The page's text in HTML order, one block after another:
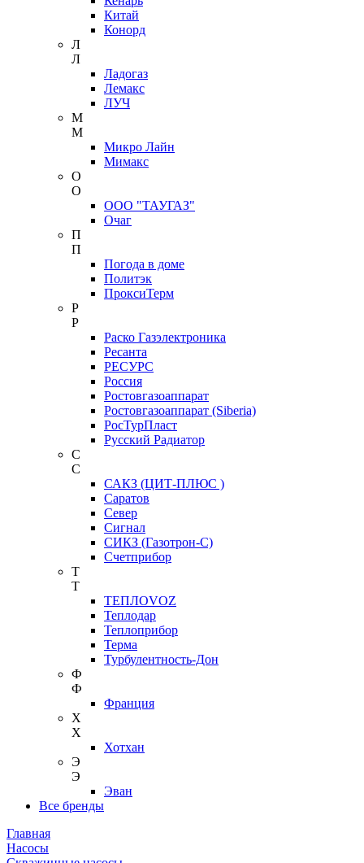
Китай
Конорд
Л
Л
Ладогаз
Лемакс
ЛУЧ
М
М
Микро Лайн
Мимакс
О
О
ООО "ТАУГАЗ"
Очаг
П
П
Погода в доме
Политэк
ПроксиТерм
Р
Р
Раско Газэлектроника
Ресанта
РЕСУРС
Россия
Ростовгазоаппарат
Ростовгазоаппарат (Siberia)
РосТурПласт
Русский Радиатор
С
С
САКЗ (ЦИТ-ПЛЮС )
Саратов
Север
Сигнал
СИКЗ (Газотрон-С)
Счетприбор
Т
Т
ТЕПЛОVOZ
Теплодар
Теплоприбор
Терма
Турбулентность-Дон
Ф
Ф
Франция
Х
Х
Хотхан
Э
Э
Эван
Все бренды
Главная
Насосы